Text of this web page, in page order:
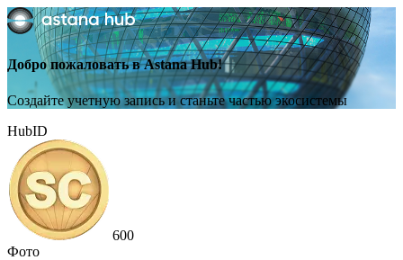
Добро пожаловать в Astana Hub!
Создайте учетную запись и станьте частью экосистемы
HubID
600
Фото